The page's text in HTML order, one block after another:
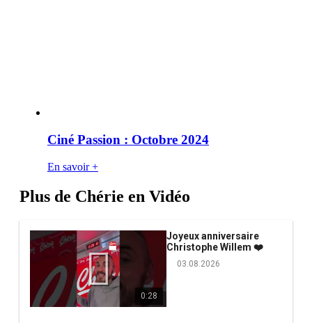
Ciné Passion : Octobre 2024
En savoir +
Plus de Chérie en Vidéo
0:28
Joyeux anniversaire
Christophe Willem ❤️
03.08.2026